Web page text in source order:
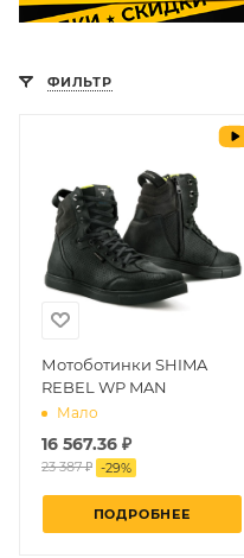
ФИЛЬТР
Мотоботинки SHIMA
REBEL WP MAN
Мало
16 567.36 ₽
23 387 ₽ -29%
ПОДРОБНЕЕ